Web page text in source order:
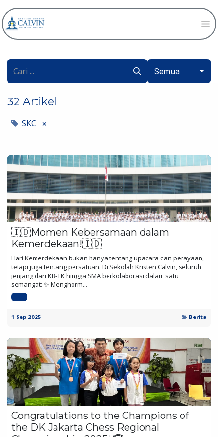
Semua
32 Artikel
SKC ×
🇮🇩Momen Kebersamaan dalam
Kemerdekaan!🇮🇩
Hari Kemerdekaan bukan hanya tentang upacara dan perayaan,
tetapi juga tentang persatuan. Di Sekolah Kristen Calvin, seluruh
jenjang dari KB-TK hingga SMA berkolaborasi dalam satu
semangat: ✨ Menghorm...
1 Sep 2025 Berita
Congratulations to the Champions of
the DK Jakarta Chess Regional